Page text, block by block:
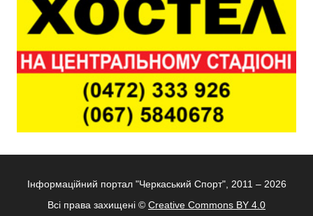
Інформаційний портал "Черкаський Спорт", 2011 – 2026
Всі права захищені © Creative Commons BY 4.0